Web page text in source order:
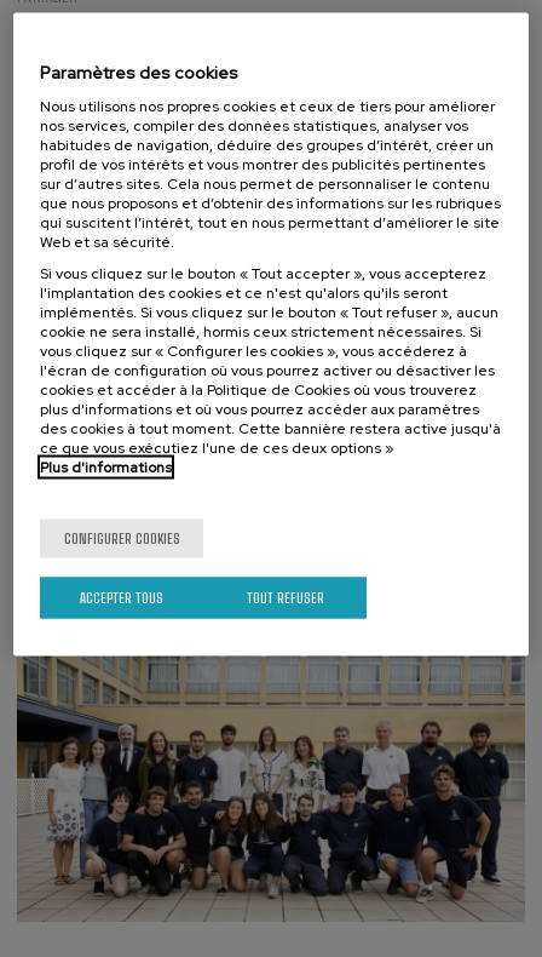
Autres nouvelles d'intérêt
26.07.2023
Le cours d’été transfrontalier embarqué sur le navire-école Saltillo : une expérience
unique pour les élèves de l’Eurorégion
Université d’été transfrontalière "Une université tournée vers la mer" : un succès à
renouveler
Paramètres des cookies
Nous utilisons nos propres cookies et ceux de tiers pour améliorer
nos services, compiler des données statistiques, analyser vos
habitudes de navigation, déduire des groupes d’intérêt, créer un
profil de vos intérêts et vous montrer des publicités pertinentes
sur d’autres sites. Cela nous permet de personnaliser le contenu
que nous proposons et d’obtenir des informations sur les rubriques
qui suscitent l’intérêt, tout en nous permettant d’améliorer le site
Web et sa sécurité.
Si vous cliquez sur le bouton « Tout accepter », vous accepterez
l'implantation des cookies et ce n'est qu'alors qu'ils seront
implémentés. Si vous cliquez sur le bouton « Tout refuser », aucun
cookie ne sera installé, hormis ceux strictement nécessaires. Si
vous cliquez sur « Configurer les cookies », vous accéderez à
l'écran de configuration où vous pourrez activer ou désactiver les
cookies et accéder à la Politique de Cookies où vous trouverez
plus d'informations et où vous pourrez accéder aux paramètres
des cookies à tout moment. Cette bannière restera active jusqu'à
ce que vous exécutiez l'une de ces deux options »
Plus d'informations
CONFIGURER COOKIES
TOUT REFUSER
ACCEPTER TOUS